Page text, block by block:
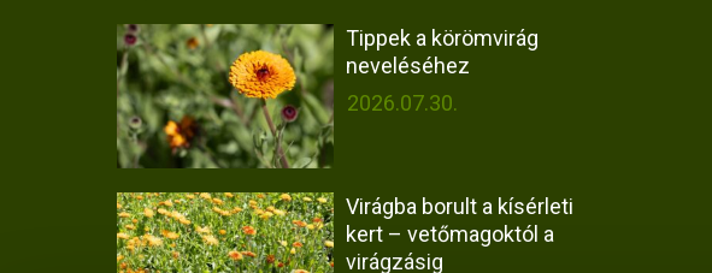
Tippek a körömvirág
neveléséhez
2026.07.30.
Virágba borult a kísérleti
kert – vetőmagoktól a
virágzásig